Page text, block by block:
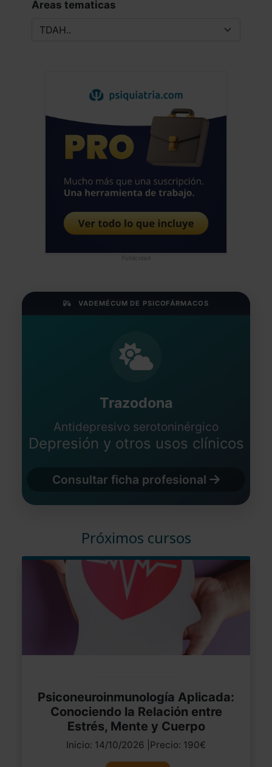
Áreas tematicas
Publicidad
VADEMÉCUM DE PSICOFÁRMACOS
Trazodona
Antidepresivo serotoninérgico
Depresión y otros usos clínicos
Consultar ficha profesional
Próximos cursos
Psiconeuroinmunología Aplicada:
Conociendo la Relación entre
Estrés, Mente y Cuerpo
Inicio: 14/10/2026 |Precio: 190€